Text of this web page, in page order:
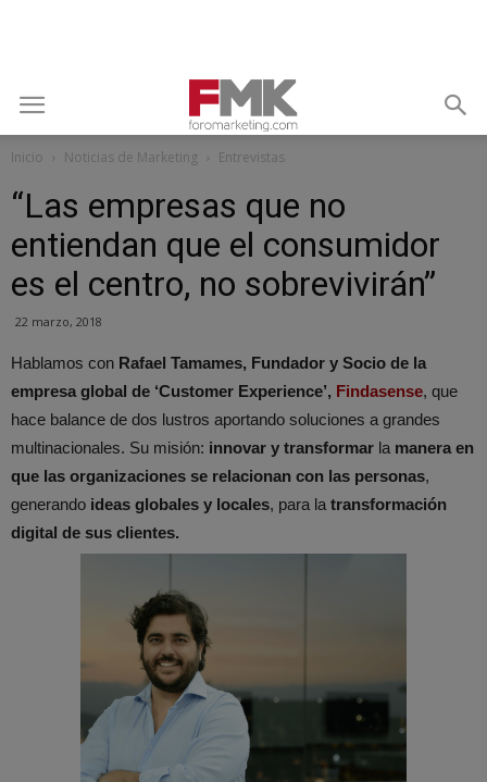
Inicio Noticias de Marketing Entrevistas
“Las empresas que no
entiendan que el consumidor
es el centro, no sobrevivirán”
22 marzo, 2018
Hablamos con Rafael Tamames, Fundador y Socio de la
empresa global de ‘Customer Experience’, Findasense, que
hace balance de dos lustros aportando soluciones a grandes
multinacionales. Su misión: innovar y transformar la manera en
que las organizaciones se relacionan con las personas,
generando ideas globales y locales, para la transformación
digital de sus clientes.